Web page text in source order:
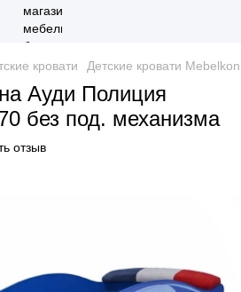
кровати Детские кровати Mebelkon
Ауди Полиция
без под. механизма
отзыв